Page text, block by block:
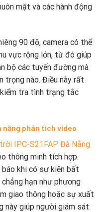
mặt và các hành động
90 độ, camera có thể
vực rộng lớn, từ đó giúp
bộ các tuyến đường mà
trọng nào. Điều này rất
tra tình trạng tắc
năng phân tích video
IPC-S21FAP Đà Nẵng
thông minh tích hợp.
báo khi có sự kiện bất
hạn như phương
giao thông hoặc sự xuất
này giúp người giám sát